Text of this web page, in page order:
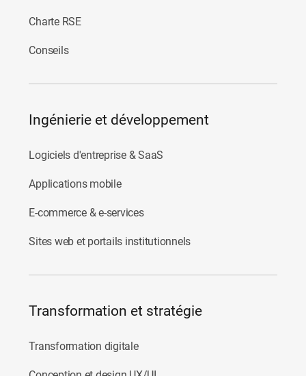
Charte RSE
Conseils
Ingénierie et développement
Logiciels d'entreprise & SaaS
Applications mobile
E-commerce & e-services
Sites web et portails institutionnels
Transformation et stratégie
Transformation digitale